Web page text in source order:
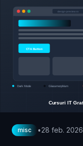
misc •28 feb. 2026